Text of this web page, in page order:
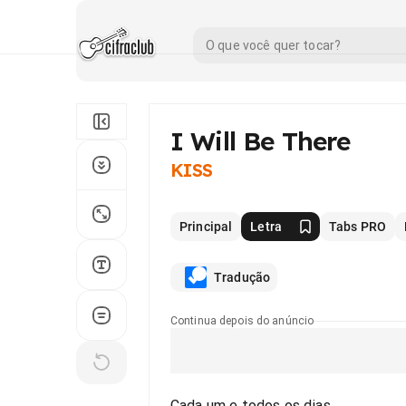
I Will Be There
KISS
Principal Letra Tabs PRO
Tradução
Continua depois do anúncio